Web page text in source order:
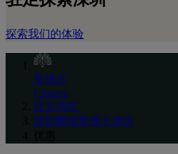
探索我们的体验
莱佛士
Chinese
亚太地区
深圳鹏瑞莱佛士酒店